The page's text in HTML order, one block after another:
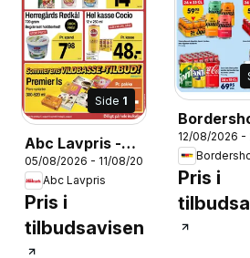
Side 1
Abc Lavpris -
Tilbudsavis
05/08/2026 - 11/08/2026
Abc Lavpris
Pris i
tilbudsavisen
12/08/2026 -
Pris i